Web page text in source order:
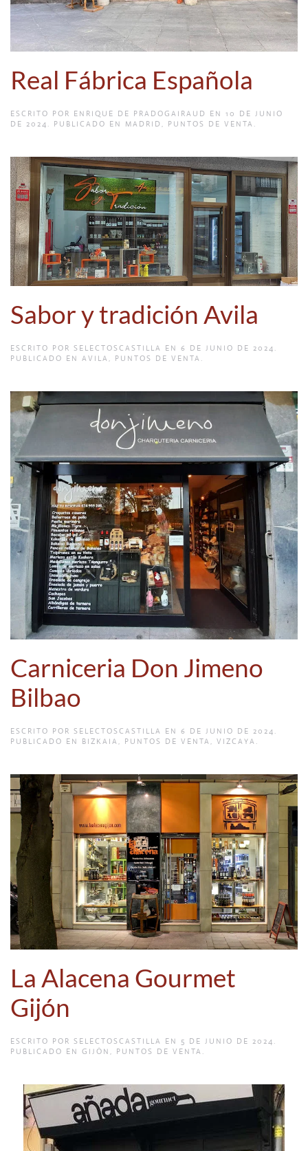
Real Fábrica Española
ESCRITO POR ENRIQUE DE PRADOGAIRAUD EN 10 DE JUNIO
DE 2024
. PUBLICADO EN MADRID PUNTOS DE VENTA
Sabor y tradición Avila
ESCRITO POR SELECTOSCASTILLA EN 6 DE JUNIO DE 2024 .
PUBLICADO EN AVILA, PUNTOS DE VENTA .
Carniceria Don Jimeno
Bilbao
ESCRITO POR SELECTOSCASTILLA EN 6 DE JUNIO DE 2024 .
PUBLICADO EN BIZKAIA, PUNTOS DE VENTA, VIZCAYA .
La Alacena Gourmet
Gijón
ESCRITO POR SELECTOSCASTILLA EN 5 DE JUNIO DE 2024 .
PUBLICADO EN GIJÓN , PUNTOS DE VENTA .